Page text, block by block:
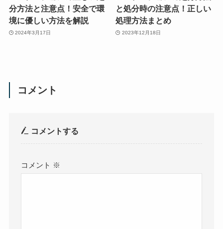
分方法と注意点！安全で環
境に優しい方法を解説
2024年3月17日
と処分時の注意点！正しい
処理方法まとめ
2023年12月18日
コメント
コメントする
コメント ※